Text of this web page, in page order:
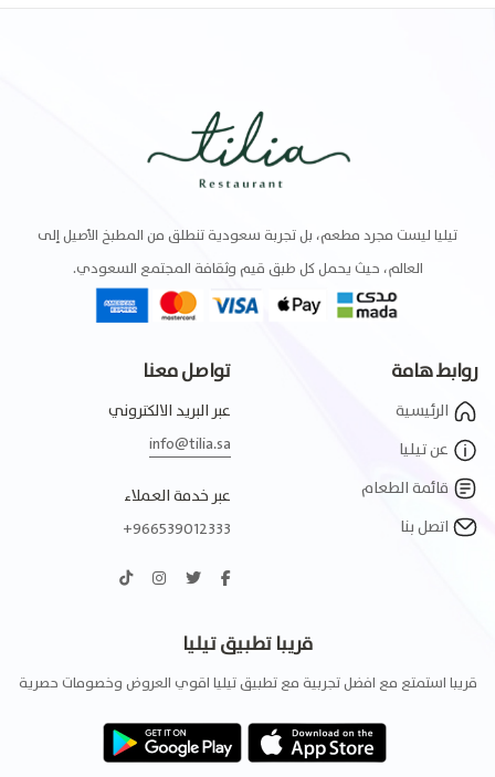
تيليا ليست مجرد مطعم، بل تجربة سعودية تنطلق من المطبخ الأصيل إلى
العالم، حيث يحمل كل طبق قيم وثقافة المجتمع السعودي.
روابط هامة
الرئيسية
عن تيليا
قائمة الطعام
اتصل بنا
تواصل معنا
عبر البريد الالكتروني
info@tilia.sa
عبر خدمة العملاء
+966539012333
قريبا تطبيق تيليا
قريبا استمتع مع افضل تجربية مع تطبيق تيليا اقوي العروض وخصومات حصرية